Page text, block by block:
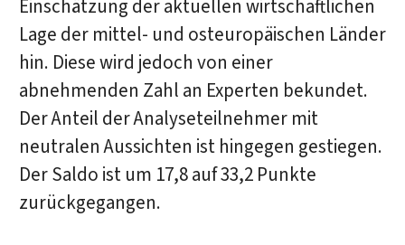
Einschätzung der aktuellen wirtschaftlichen
Lage der mittel- und osteuropäischen Länder
hin. Diese wird jedoch von einer
abnehmenden Zahl an Experten bekundet.
Der Anteil der Analyseteilnehmer mit
neutralen Aussichten ist hingegen gestiegen.
Der Saldo ist um 17,8 auf 33,2 Punkte
zurückgegangen.